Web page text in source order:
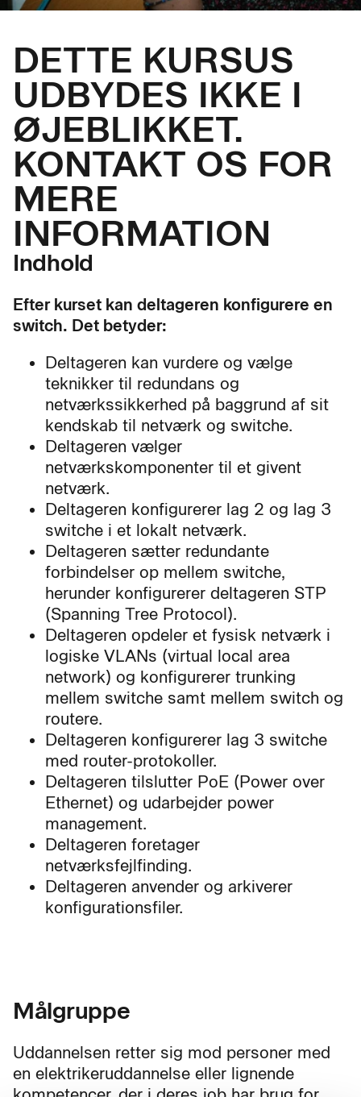
DETTE KURSUS
UDBYDES IKKE I
ØJEBLIKKET.
KONTAKT OS FOR
MERE
INFORMATION
Indhold
Efter kurset kan deltageren konfigurere en
switch. Det betyder:
Deltageren kan vurdere og vælge
teknikker til redundans og
netværkssikkerhed på baggrund af sit
kendskab til netværk og switche.
Deltageren vælger
netværkskomponenter til et givent
netværk.
Deltageren konfigurerer lag 2 og lag 3
switche i et lokalt netværk.
Deltageren sætter redundante
forbindelser op mellem switche,
herunder konfigurerer deltageren STP
(Spanning Tree Protocol).
Deltageren opdeler et fysisk netværk i
logiske VLANs (virtual local area
network) og konfigurerer trunking
mellem switche samt mellem switch og
routere.
Deltageren konfigurerer lag 3 switche
med router-protokoller.
Deltageren tilslutter PoE (Power over
Ethernet) og udarbejder power
management.
Deltageren foretager
netværksfejlfinding.
Deltageren anvender og arkiverer
konfigurationsfiler.
Målgruppe
Uddannelsen retter sig mod personer med
en elektrikeruddannelse eller lignende